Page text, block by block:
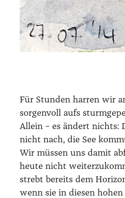
Für Stun­den har­ren wir
sor­gen­voll aufs
Allein – es ändert nichts:
nicht nach, die See
Wir müs­sen uns damit
heu­te nicht
strebt bereits dem
wenn sie in die­sen